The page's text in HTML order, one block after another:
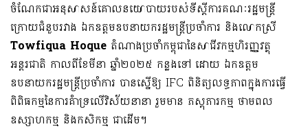
ចំណែកជាអនុសាសន៍គោលនយោបាយរបស់ទីស្តីការគណៈរដ្ឋមន្ត្រី
ក្រោយជំនួបរវាង ឯកឧត្តមឧបនាយករដ្ឋមន្ត្រីប្រចាំការ និងលោកស្រី
Towfiqua Hoque តំណាងប្រចាំកម្ពុជានៃសាជីវកម្មហិរញ្ញវត្ថុ
អន្តរជាតិ កាលពីខែមីនា ឆ្នាំ២០២៥ កន្លងទៅ ដោយ ឯកឧត្តម
ឧបនាយករដ្ឋមន្ត្រីប្រចាំការ បានស្នើឱ្យ IFC ពិនិត្យលទ្ធភាពក្នុងការធ្វើ
ពិពិធកម្មនៃការគំាទ្រលើវិស័យនានា រួមមាន ភស្តុភារកម្ម ថាមពល
ឧស្សាហកម្ម និងកសិកម្ម ជាដើម។